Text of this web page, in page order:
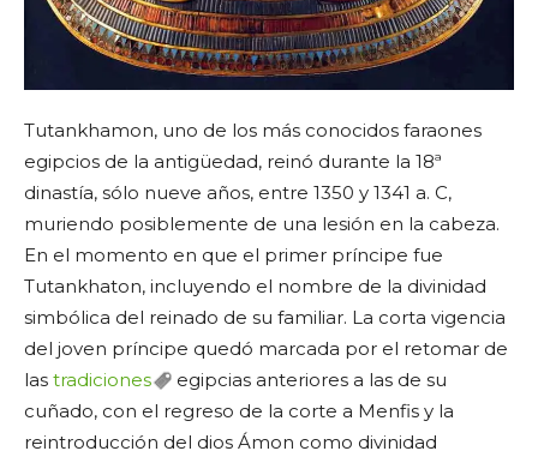
Tutankhamon, uno de los más conocidos faraones
egipcios de la antigüedad, reinó durante la 18ª
dinastía, sólo nueve años, entre 1350 y 1341 a. C,
muriendo posiblemente de una lesión en la cabeza.
En el momento en que el primer príncipe fue
Tutankhaton, incluyendo el nombre de la divinidad
simbólica del reinado de su familiar. La corta vigencia
del joven príncipe quedó marcada por el retomar de
las tradiciones
egipcias anteriores a las de su
cuñado, con el regreso de la corte a Menfis y la
reintroducción del dios Ámon como divinidad